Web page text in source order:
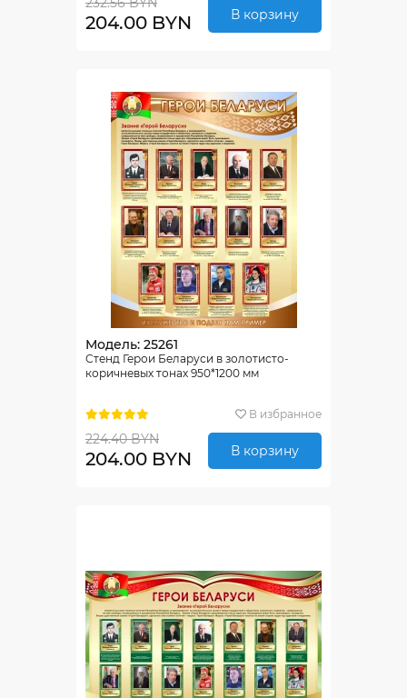
204.00 BYN В корзину
Модель: 25261
Стенд Герои Беларуси в золотисто-
коричневых тонах 950*1200 мм
В избранное
224.40 BYN
204.00 BYN В корзину